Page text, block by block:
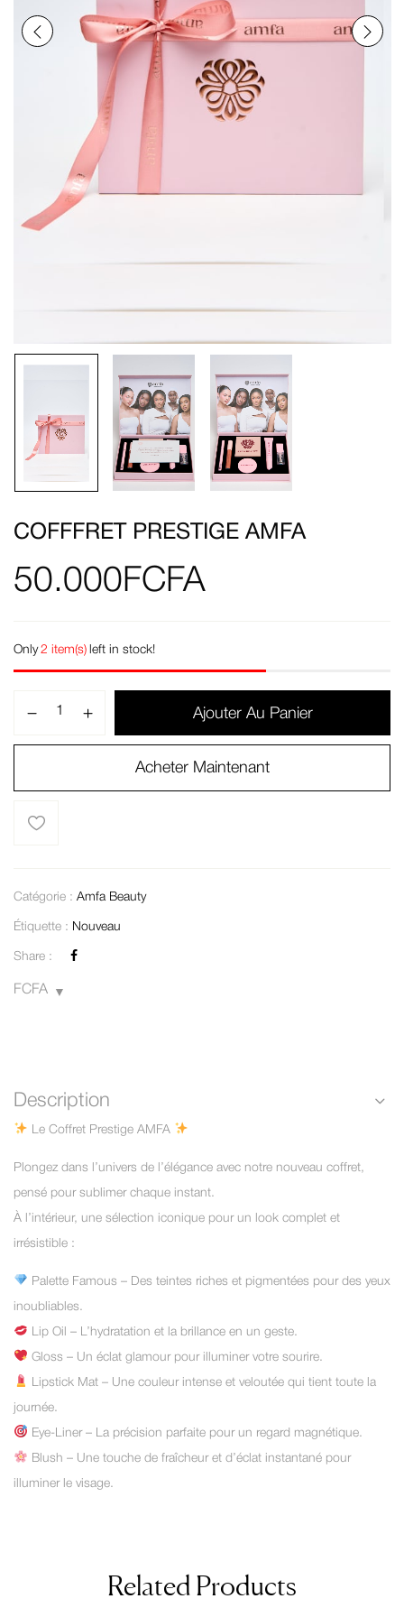
COFFFRET PRESTIGE AMFA
50.000FCFA
Only 2 item(s) left in stock!
Ajouter Au Panier
Acheter Maintenant
Catégorie : Amfa Beauty
Étiquette : Nouveau
Share :
FCFA
Description
Le Coffret Prestige AMFA
Plongez dans l’univers de l’élégance avec notre nouveau coffret,
pensé pour sublimer chaque instant.
À l’intérieur, une sélection iconique pour un look complet et
irrésistible :
Palette Famous – Des teintes riches et pigmentées pour des yeux
inoubliables.
Lip Oil – L’hydratation et la brillance en un geste.
Gloss – Un éclat glamour pour illuminer votre sourire.
Lipstick Mat – Une couleur intense et veloutée qui tient toute la
journée.
Eye-Liner – La précision parfaite pour un regard magnétique.
Blush – Une touche de fraîcheur et d’éclat instantané pour
illuminer le visage.
Related Products